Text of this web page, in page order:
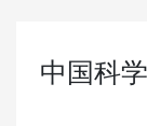
中国科